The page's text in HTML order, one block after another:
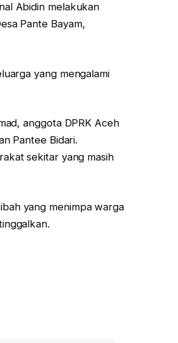
Abidin melakukan
Pante Bayam,
yang mengalami
anggota DPRK Aceh
Pantee Bidari.
sekitar yang masih
yang menimpa warga